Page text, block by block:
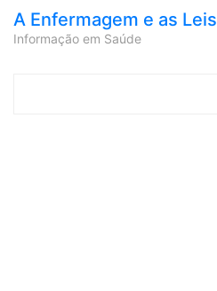
A Enfermagem e as Leis
Informação em Saúde